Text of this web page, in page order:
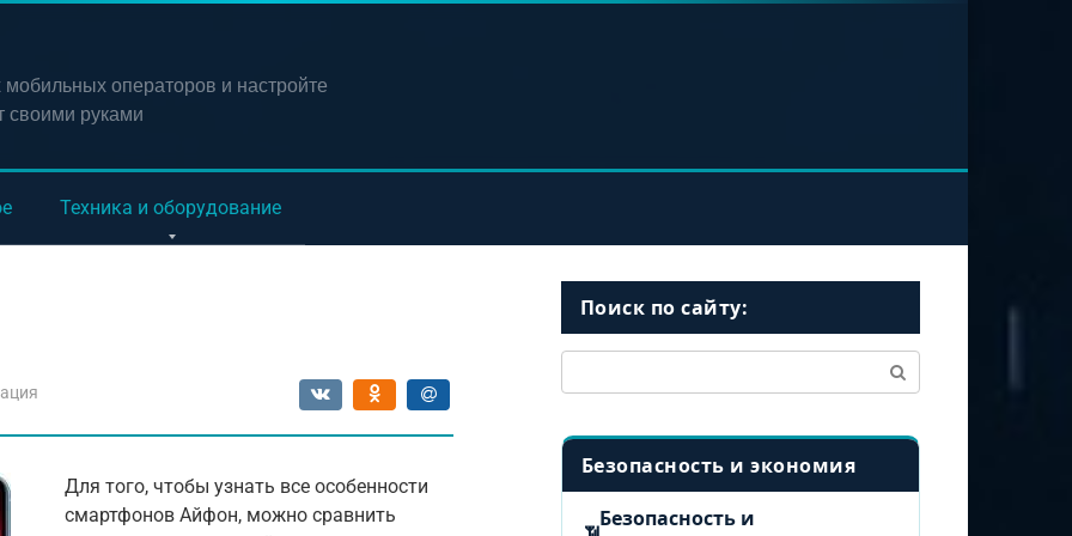
мобильных операторов и настройте
своими руками
Техника и оборудование
Для того, чтобы узнать все особенности
смартфонов Айфон, можно сравнить
Поиск по сайту:
Безопасность и экономия
Безопасность и